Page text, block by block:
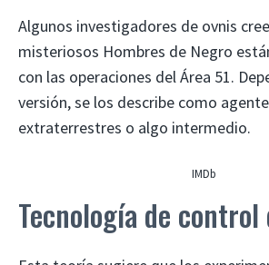
Algunos investigadores de ovnis
misteriosos Hombres de Negro
con las operaciones del Área 51.
versión, se los describe como
extraterrestres o algo intermedio.
IMDb
Tecnología de